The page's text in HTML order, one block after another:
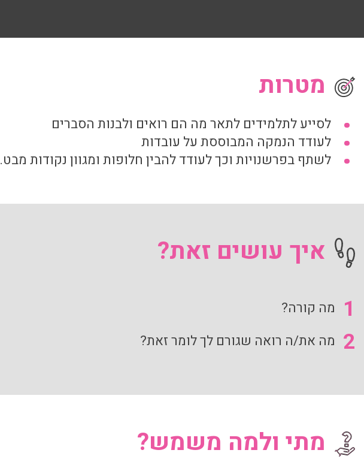
מטרות
לסייע לתלמידים לתאר מה הם רואים ולבנות הסברים
לעודד הנמקה המבוססת על עובדות
לשתף בפרשנויות וכך לעודד להבין חלופות ומגוון נקודות מבט.
איך עושים זאת?
1 מה קורה?
2 מה את/ה רואה שגורם לך לומר זאת?
מתי ולמה משמש?